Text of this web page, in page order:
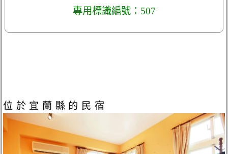
專用標識編號：507
位於宜蘭縣的民宿